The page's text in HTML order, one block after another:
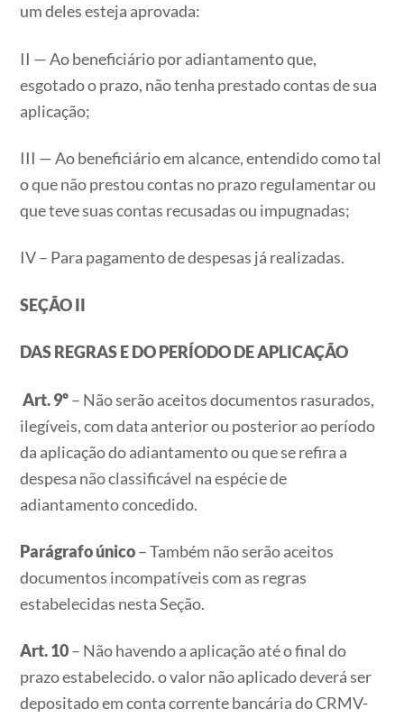
um deles esteja aprovada:
II — Ao beneficiário por adiantamento que,
esgotado o prazo, não tenha prestado contas de sua
aplicação;
III — Ao beneficiário em alcance, entendido como tal
o que não prestou contas no prazo regulamentar ou
que teve suas contas recusadas ou impugnadas;
IV – Para pagamento de despesas já realizadas.
SEÇÃO II
DAS REGRAS E DO PERÍODO DE APLICAÇÃO
Art. 9º– Não serão aceitos documentos rasurados,
ilegíveis, com data anterior ou posterior ao período
da aplicação do adiantamento ou que se refira a
despesa não classificável na espécie de
adiantamento concedido.
Parágrafo único– Também não serão aceitos
documentos incompatíveis com as regras
estabelecidas nesta Seção.
Art. 10– Não havendo a aplicação até o final do
prazo estabelecido. o valor não aplicado deverá ser
depositado em conta corrente bancária do CRMV-